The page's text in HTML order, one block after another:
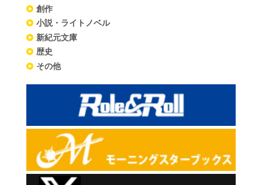
創作
小説・ライトノベル
新紀元文庫
歴史
その他